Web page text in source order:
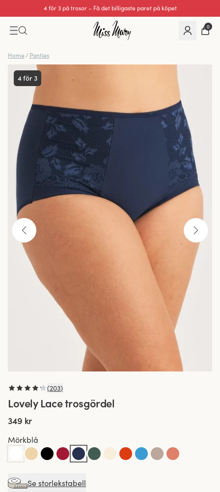
Utmärkt 0 av 5
0
Home / Panties
4 för 3
(203)
Lovely Lace trosgördel
349 kr
Mörkblå
Se storlekstabell